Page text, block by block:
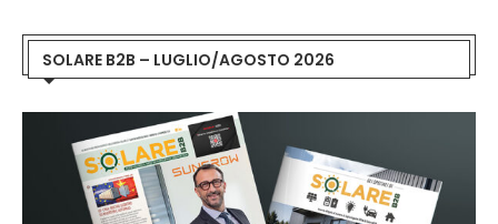
SOLARE B2B – LUGLIO/AGOSTO 2026